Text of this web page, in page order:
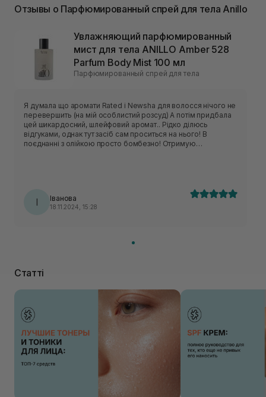
Отзывы о Парфюмированный спрей для тела Anillo
Увлажняющий парфюмированный
мист для тела ANILLO Amber 528
Parfum Body Mist 100 мл
Парфюмированный спрей для тела
Я думала що аромати Rated і Newsha для волосся нічого не
перевершить (на мій особлистий розсуд) А потім придбала
цей шикардосний, шлейфовий аромат.. Рідко ділюсь
відгуками, однак тут засіб сам проситься на нього! В
поєднанні з олійкою просто бомбезно! Отримую
І Іванова
18.11.2024, 15:28
Статті